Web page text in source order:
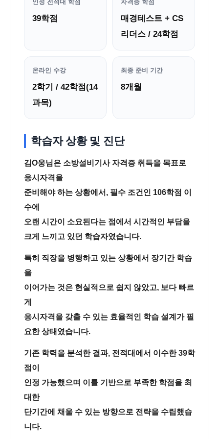
인정 전적대 학점
39학점
자격증 학점
매경테스트 + CS
리더스 / 24학점
온라인 수강
2학기 / 42학점(14
과목)
최종 준비 기간
8개월
학습자 상황 및 진단
김O웅님은 소방설비기사 자격증 취득을 목표로
응시자격을
준비해야 하는 상황에서, 필수 조건인 106학점 이
수에
오랜 시간이 소요된다는 점에서 시간적인 부담을
크게 느끼고 있던 학습자였습니다.
특히 직장을 병행하고 있는 상황에서 장기간 학습
을
이어가는 것은 현실적으로 쉽지 않았고, 보다 빠르
게
응시자격을 갖출 수 있는 효율적인 학습 설계가 필
요한 상태였습니다.
기존 학력을 분석한 결과, 전적대에서 이수한 39학
점이
인정 가능했으며 이를 기반으로 부족한 학점을 최
대한
단기간에 채울 수 있는 방향으로 전략을 수립했습
니다.